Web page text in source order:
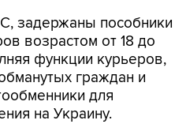
задержаны пособники
возрастом от 18 до
функции курьеров,
граждан и
для
на Украину.